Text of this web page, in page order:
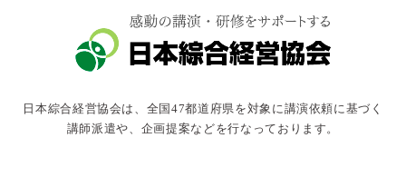
キャスター・アナウンサー
俳優・タレント・モデル
落語・講談・色物
安全大会
日本綜合経営協会は、全国47都道府県を対象に講演依頼に基づく
講師派遣や、企画提案などを行なっております。